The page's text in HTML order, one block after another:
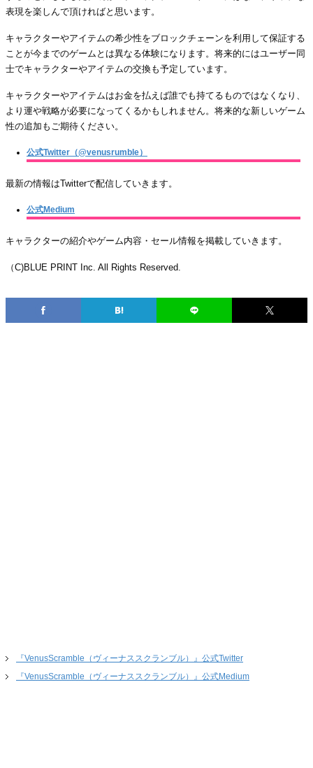
表現を楽しんで頂ければと思います。
キャラクターやアイテムの希少性をブロックチェーンを利用して保証する
ことが今までのゲームとは異なる体験になります。将来的にはユーザー同
士でキャラクターやアイテムの交換も予定しています。
キャラクターやアイテムはお金を払えば誰でも持てるものではなくなり、
より運や戦略が必要になってくるかもしれません。将来的な新しいゲーム
性の追加もご期待ください。
公式Twitter（@venusrumble）
最新の情報はTwitterで配信していきます。
公式Medium
キャラクターの紹介やゲーム内容・セール情報を掲載していきます。
（C)BLUE PRINT Inc. All Rights Reserved.
『VenusScramble（ヴィーナススクランブル）』公式Twitter
『VenusScramble（ヴィーナススクランブル）』公式Medium